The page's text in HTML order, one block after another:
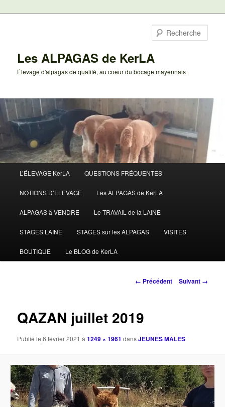
Les ALPAGAS de KerLA
Élevage d'alpagas de qualité, au coeur du bocage mayennais
principal
L’ÉLEVAGE KerLA QUESTIONS FRÉQUENTES
NOTIONS D’ELEVAGE Les ALPAGAS de KerLA
ALPAGAS à VENDRE Le TRAVAIL de la LAINE
STAGES LAINE STAGES sur les ALPAGAS VISITES
BOUTIQUE Le BLOG de KerLA
Navigation
← Précédent Suivant →
QAZAN juillet 2019
Publié le6 février 2021 à1249 × 1961 dansJEUNES MÂLES